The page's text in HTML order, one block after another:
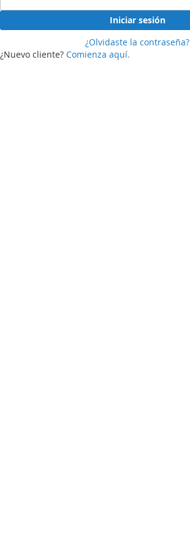
Iniciar sesión
¿Olvidaste la contraseña?
¿Nuevo cliente? Comienza aquí.